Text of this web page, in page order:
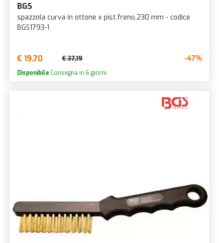
BGS
spazzola curva in ottone x pist.freno,230 mm - codice
BGS1793-1
€ 19,70 € 37,19 -47%
Disponibile Consegna in 6 giorni.